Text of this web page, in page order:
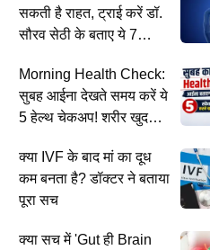
सकती है राहत, ट्राई करें डॉ.
सौरव सेठी के बताए ये 7
Morning Health Check:
सुबह आईना देखते समय करें ये
5 हेल्थ चेकअप! शरीर खुद
क्या IVF के बाद मां का दूध
कम बनता है? डॉक्टर ने बताया
पूरा सच
क्या सच में 'Gut ही Brain